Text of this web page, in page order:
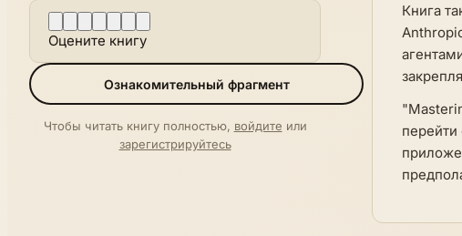
Оцените книгу
Ознакомительный фрагмент
Чтобы читать книгу полностью, войдите или
зарегистрируйтесь
Книга